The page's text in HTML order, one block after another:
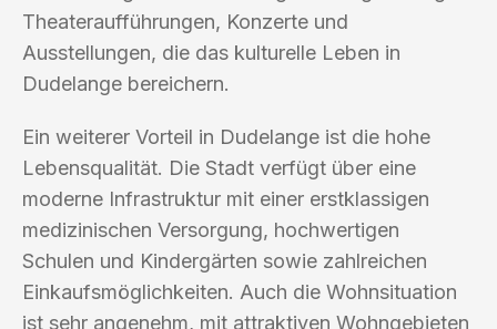
Theateraufführungen, Konzerte und
Ausstellungen, die das kulturelle Leben in
Dudelange bereichern.
Ein weiterer Vorteil in Dudelange ist die hohe
Lebensqualität. Die Stadt verfügt über eine
moderne Infrastruktur mit einer erstklassigen
medizinischen Versorgung, hochwertigen
Schulen und Kindergärten sowie zahlreichen
Einkaufsmöglichkeiten. Auch die Wohnsituation
ist sehr angenehm, mit attraktiven Wohngebieten